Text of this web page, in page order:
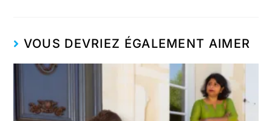
VOUS DEVRIEZ ÉGALEMENT AIMER